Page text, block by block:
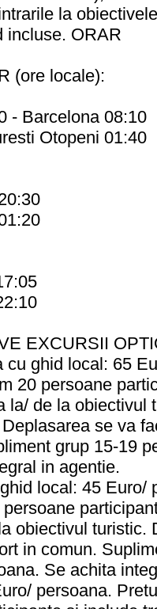
la
incluse. ORAR
(ore locale):
- Barcelona 08:10
Otopeni 01:40
EXCURSII
cu ghid local: 65
20 persoane
la/ de la obiectivul
se va
grup 15-19
in agentie.
local: 45 Euro/
obiectivul turistic.
in comun.
Se achita
persoana.